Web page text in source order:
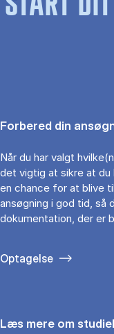
Forbered din
Når du har valgt
det vigtig at sikre at du
en chance for at blive
ansøgning i god tid, så
dokumentation, der er
Optagelse
Læs mere om